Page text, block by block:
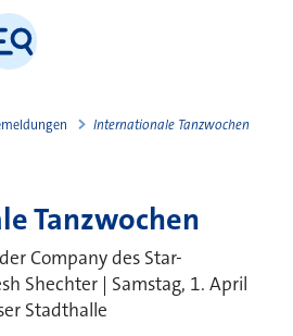
Internationale Tanzwochen
Tanzwochen
Company des Star-
Shechter | Samstag, 1. April
Stadthalle